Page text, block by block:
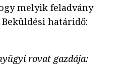
melyik feladvány
határidő:
rovat gazdája: